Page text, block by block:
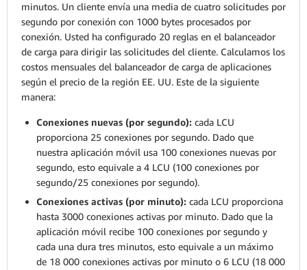
minutos. Un cliente envía una media de cuatro solicitudes por
segundo por conexión con 1000 bytes procesados por
conexión. Usted ha configurado 20 reglas en el balanceador
de carga para dirigir las solicitudes del cliente. Calculamos los
costos mensuales del balanceador de carga de aplicaciones
según el precio de la región EE. UU. Este de la siguiente
manera:
Conexiones nuevas (por segundo): cada LCU
proporciona 25 conexiones por segundo. Dado que
nuestra aplicación móvil usa 100 conexiones nuevas por
segundo, esto equivale a 4 LCU (100 conexiones por
segundo/25 conexiones por segundo).
Conexiones activas (por minuto): cada LCU proporciona
hasta 3000 conexiones activas por minuto. Dado que la
aplicación móvil recibe 100 conexiones por segundo y
cada una dura tres minutos, esto equivale a un máximo
de 18 000 conexiones activas por minuto o 6 LCU (18 000